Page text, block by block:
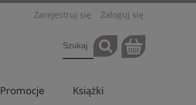
Zarejestruj się Zaloguj się
Promocje Książki